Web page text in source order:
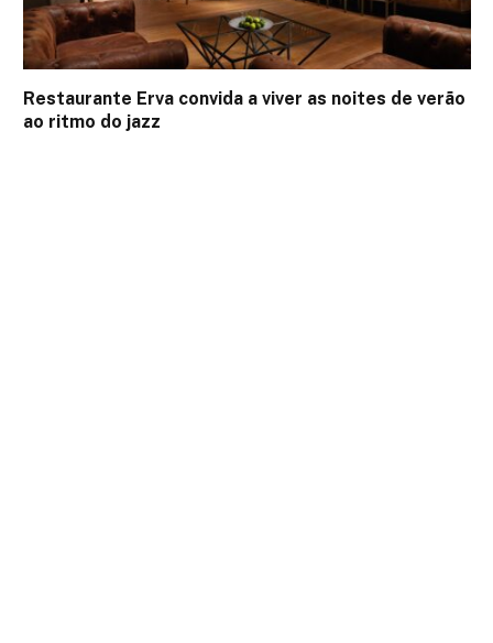
Restaurante Erva convida a viver as noites de verão
ao ritmo do jazz